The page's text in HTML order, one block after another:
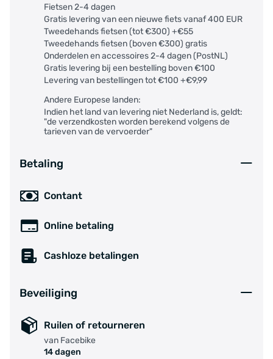
Fietsen 2-4 dagen
Gratis levering van een nieuwe fiets vanaf 400 EUR
Tweedehands fietsen (tot €300) +€55
Tweedehands fietsen (boven €300) gratis
Onderdelen en accessoires 2-4 dagen (PostNL)
Gratis levering bij een bestelling boven €100
Levering van bestellingen tot €100 +€9,99
Andere Europese landen:
Indien het land van levering niet Nederland is, geldt:
"de verzendkosten worden berekend volgens de
tarieven van de vervoerder"
Betaling
Contant
Online betaling
Cashloze betalingen
Beveiliging
Ruilen of retourneren
van Facebike
14 dagen